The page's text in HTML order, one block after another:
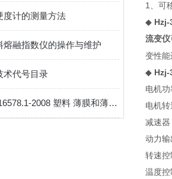
度计的测量方法
熔融指数仪的操作与维护
术代号目录
GBT 16578.1-2008 塑料 薄膜和薄片 耐撕裂性能的测定 第1部分 裤形撕裂法
1、可
◆ Hzj-
流变仪
变性能
◆ Hzj-
电机
电机
减速
动力
转速
温度